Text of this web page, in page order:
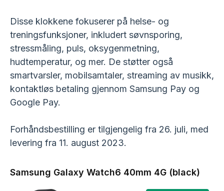
Disse klokkene fokuserer på helse- og
treningsfunksjoner, inkludert søvnsporing,
stressmåling, puls, oksygenmetning,
hudtemperatur, og mer. De støtter også
smartvarsler, mobilsamtaler, streaming av musikk,
kontaktløs betaling gjennom Samsung Pay og
Google Pay.
Forhåndsbestilling er tilgjengelig fra 26. juli, med
levering fra 11. august 2023.
Samsung Galaxy Watch6 40mm 4G (black)